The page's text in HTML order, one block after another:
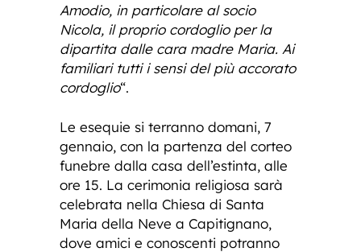
Amodio, in particolare al socio
Nicola, il proprio cordoglio per la
dipartita dalle cara madre Maria. Ai
familiari tutti i sensi del più accorato
cordoglio“.
Le esequie si terranno domani, 7
gennaio, con la partenza del corteo
funebre dalla casa dell’estinta, alle
ore 15. La cerimonia religiosa sarà
celebrata nella Chiesa di Santa
Maria della Neve a Capitignano,
dove amici e conoscenti potranno